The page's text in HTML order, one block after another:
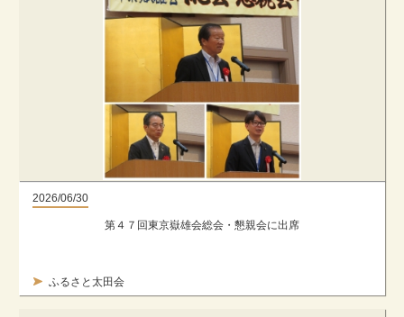
2026/06/30
ふるさと太田会
第４７回東京嶽雄会総会・懇親会に出席